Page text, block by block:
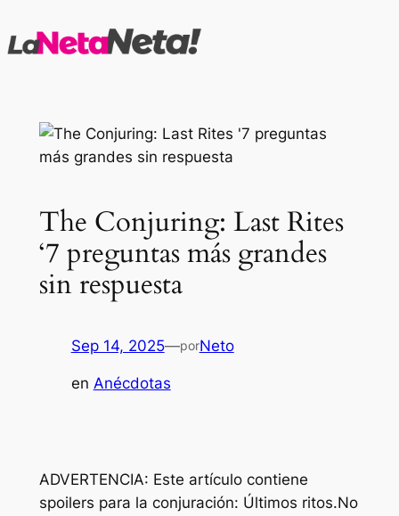
al
The Conjuring: Last Rites
‘7 preguntas más grandes
sin respuesta
Sep 14, 2025—porNeto
en Anécdotas
ADVERTENCIA: Este artículo contiene
spoilers para la conjuración: Últimos ritos.No